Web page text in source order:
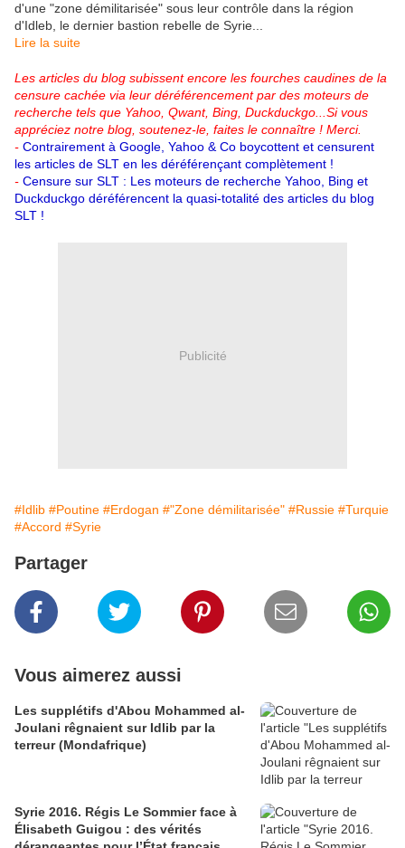
d'une "zone démilitarisée" sous leur contrôle dans la région
d'Idleb, le dernier bastion rebelle de Syrie...
Lire la suite
Les articles du blog subissent encore les fourches caudines de la
censure cachée via leur déréférencement par des moteurs de
recherche tels que Yahoo, Qwant, Bing, Duckduckgo... Si vous
appréciez notre blog, soutenez-le, faites le connaître ! Merci.
- Contrairement à Google, Yahoo & Co boycottent et censurent
les articles de SLT en les déréférençant complètement !
- Censure sur SLT : Les moteurs de recherche Yahoo, Bing et
Duckduckgo déréférencent la quasi-totalité des articles du blog
SLT !
Publicité
#Idlib #Poutine #Erdogan #"Zone démilitarisée" #Russie #Turquie
#Accord #Syrie
Partager
Vous aimerez aussi
Les supplétifs d'Abou Mohammed al-
Joulani rêgnaient sur Idlib par la
terreur (Mondafrique)
Syrie 2016. Régis Le Sommier face à
Élisabeth Guigou : des vérités